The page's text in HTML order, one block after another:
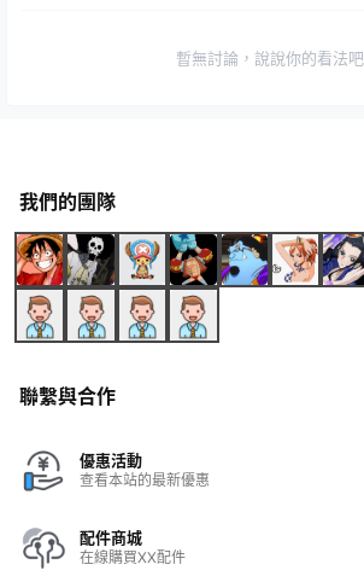
暫無討論，說說你的看法吧
我們的團隊
聯繫與合作
優惠活動
查看本站的最新優惠
配件商城
在線購買XX配件